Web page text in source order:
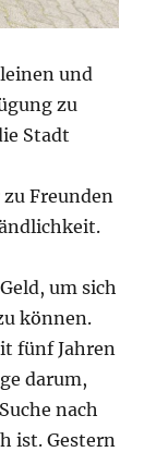
und
zu
Stadt
Freunden
um sich
können.
fünf Jahren
darum,
nach
ist. Gestern